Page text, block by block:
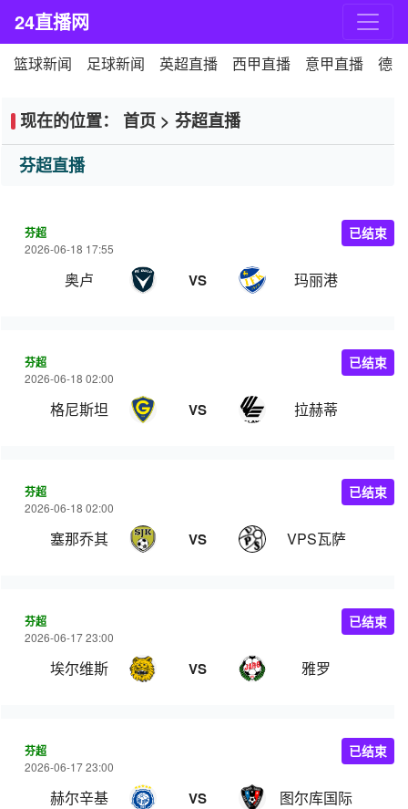
24直播网
篮球新闻 足球新闻 英超直播 西甲直播 意甲直播 德
现在的位置： 首页 > 芬超直播
芬超直播
芬超
2026-06-18 17:55
奥卢 VS 玛丽港
已结束
芬超
2026-06-18 02:00
格尼斯坦 VS 拉赫蒂
已结束
芬超
2026-06-18 02:00
塞那乔其 VS VPS瓦萨
已结束
芬超
2026-06-17 23:00
埃尔维斯 VS 雅罗
已结束
芬超
2026-06-17 23:00
赫尔辛基 VS 图尔库国际
已结束